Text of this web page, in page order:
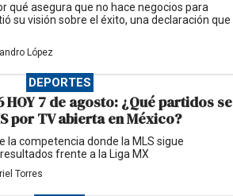
qué asegura que no hace negocios para
su visión sobre el éxito, una declaración que
López
DEPORTES
HOY 7 de agosto: ¿Qué partidos se
por TV abierta en México?
la competencia donde la MLS sigue
frente a la Liga MX
Torres